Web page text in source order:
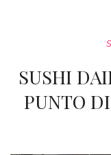
SUSHI
PUNTO